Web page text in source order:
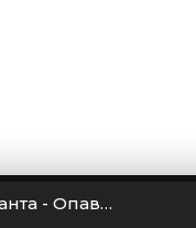
Любовь эмигранта - Опавшие листья (2022)